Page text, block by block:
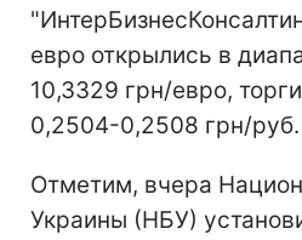
евро открылись в
10,3329 грн/евро,
0,2504-0,2508 грн/руб.
Отметим, вчера
Украины (НБУ)